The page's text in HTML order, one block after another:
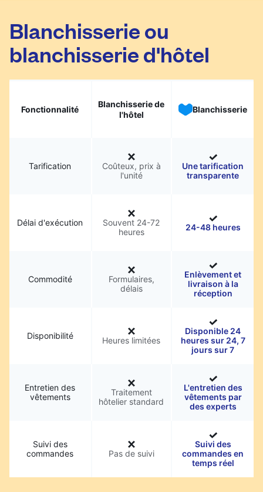
Blanchisserie ou
blanchisserie d'hôtel
Fonctionnalité
Blanchisserie de
l'hôtel
Blanchisserie
Tarification
Coûteux, prix à
l'unité
Une tarification
transparente
Délai d'exécution
Souvent 24-72
heures
24-48 heures
Commodité
Formulaires,
délais
Enlèvement et
livraison à la
réception
Disponibilité Heures limitées
Disponible 24
heures sur 24, 7
jours sur 7
Entretien des
vêtements
Traitement
hôtelier standard
L'entretien des
vêtements par
des experts
Suivi des
commandes
Pas de suivi
Suivi des
commandes en
temps réel